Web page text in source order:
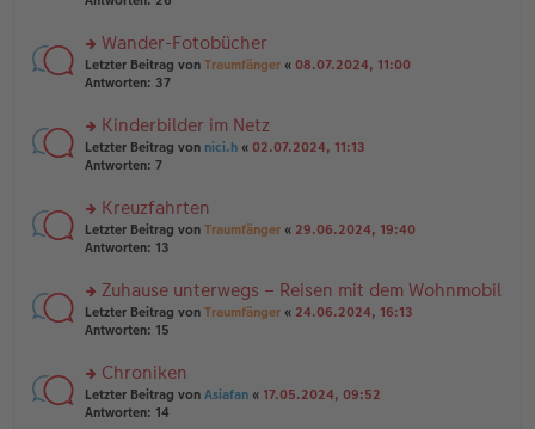
tr
a
g
el
e
n
er
tr
a
g
n
g
el
e
n
er
tr
a
g
rs
te
n
g
el
e
n
er
tr
a
g
Wander-Fotobücher
Letzter Beitrag von Traumfänger « 08.07.2024, 11:00
Antworten: 37
rs
te
n
g
el
e
n
er
tr
a
g
Kinderbilder im Netz
Letzter Beitrag von nici.h « 02.07.2024, 11:13
Antworten: 7
rs
te
n
g
el
e
n
er
Kreuzfahrten
Letzter Beitrag von Traumfänger « 29.06.2024, 19:40
Antworten: 13
rs
te
n
g
el
Zuhause unterwegs – Reisen mit dem Wohnmobil
Letzter Beitrag von Traumfänger « 24.06.2024, 16:13
Antworten: 15
rs
te
Chroniken
Letzter Beitrag von Asiafan « 17.05.2024, 09:52
Antworten: 14